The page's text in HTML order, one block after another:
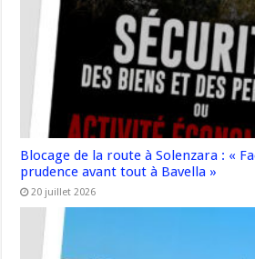
Blocage de la route à Solenzara : «
prudence avant tout à Bavella »
20 juillet 2026